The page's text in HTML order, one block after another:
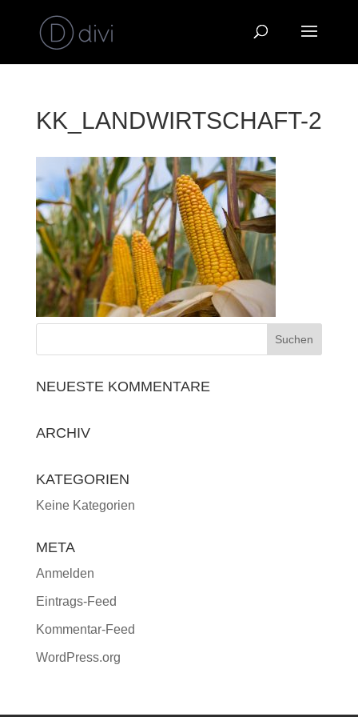
KK_LANDWIRTSCHAFT-2
NEUESTE KOMMENTARE
ARCHIV
KATEGORIEN
Keine Kategorien
META
Anmelden
Eintrags-Feed
Kommentar-Feed
WordPress.org